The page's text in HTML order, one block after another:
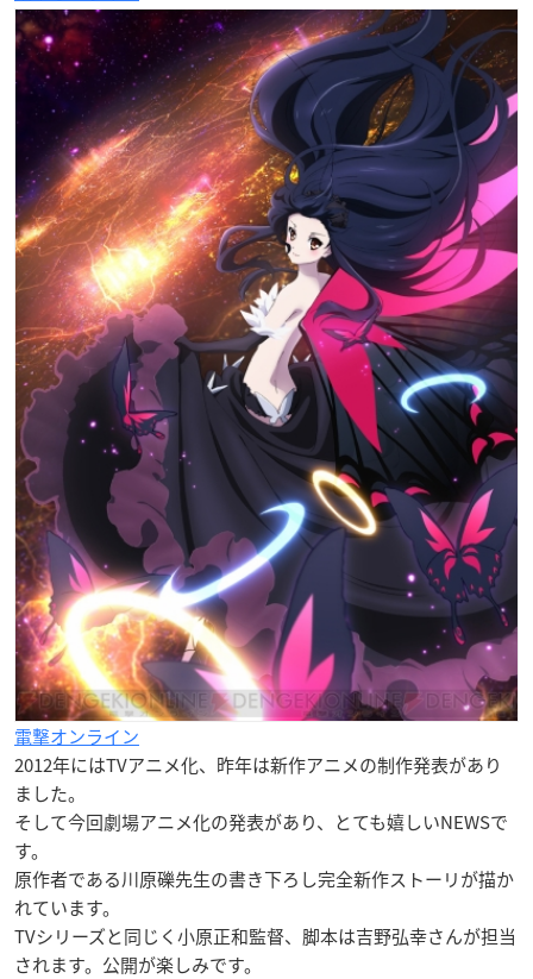
電撃オンライン
2012年にはTVアニメ化、昨年は新作アニメの制作発表があり
ました。
そして今回劇場アニメ化の発表があり、とても嬉しいNEWSで
す。
原作者である川原礫先生の書き下ろし完全新作ストーリが描か
れています。
TVシリーズと同じく小原正和監督、脚本は吉野弘幸さんが担当
されます。公開が楽しみです。